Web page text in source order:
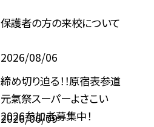
保護者の方の来校について
2026/08/06
締め切り迫る！！原宿表参道
元氣祭スーパーよさこい
2026参加者募集中！
2026/06/09